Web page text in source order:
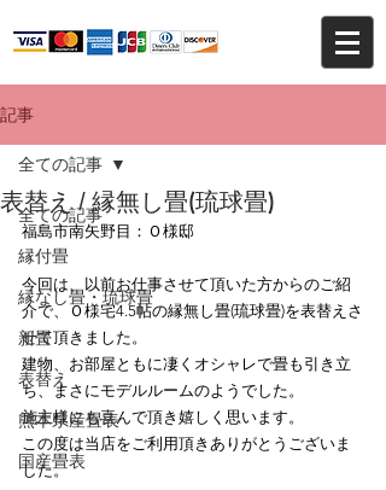
記事
全ての記事
縁付畳
縁なし畳・琉球畳
新畳
表替え
熊本県産畳表
国産畳表
全ての記事
表替え / 縁無し畳(琉球畳)
福島市南矢野目：Ｏ様邸
今回は、以前お仕事させて頂いた方からのご紹
介で、Ｏ様宅4.5帖の縁無し畳(琉球畳)を表替えさ
せて頂きました。
建物、お部屋ともに凄くオシャレで畳も引き立
ち、まさにモデルルームのようでした。
施主様にも喜んで頂き嬉しく思います。
この度は当店をご利用頂きありがとうございま
した。